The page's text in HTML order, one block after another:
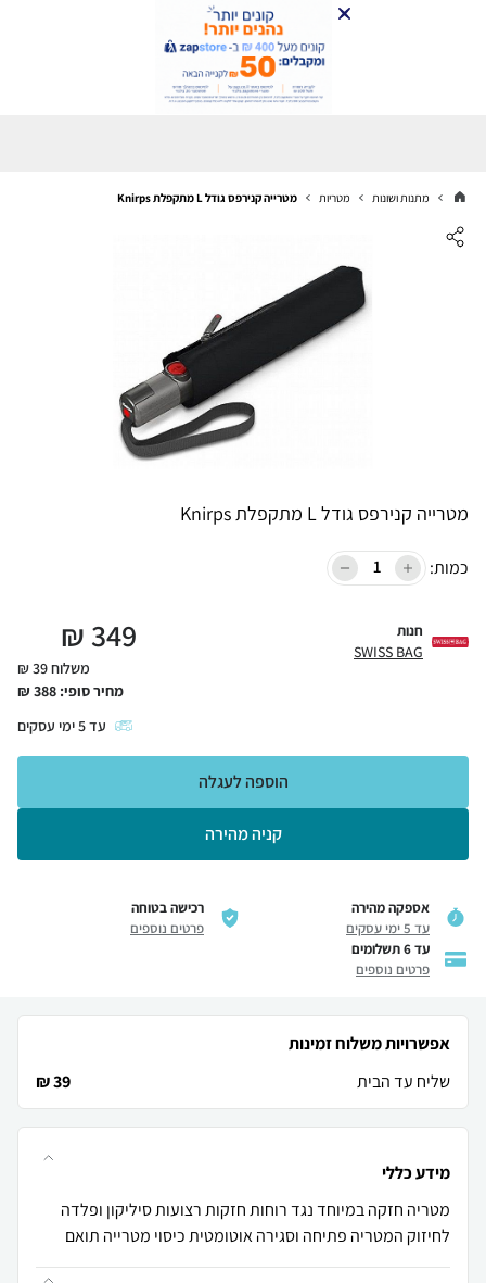
מתנות ושונות מטריות מטרייה קנירפס גודל L מתקפלת Knirps
מטרייה קנירפס גודל L מתקפלת Knirps
כמות:
חנות
SWISS BAG
349
₪
משלוח 39 ₪
מחיר סופי: 388
₪
עד5ימי עסקים
קניה מהירה
הוספה לעגלה
אספקה מהירה
עד 5 ימי עסקים
רכישה בטוחה
פרטים נוספים
עד 6 תשלומים
פרטים נוספים
אפשרויות משלוח זמינות
שליח עד הבית
39 ₪
מידע כללי
מטריה חזקה במיוחד נגד רוחות חזקות רצועות סיליקון ופלדה
לחיזוק המטריה פתיחה וסגירה אוטומטית כיסוי מטרייה תואם